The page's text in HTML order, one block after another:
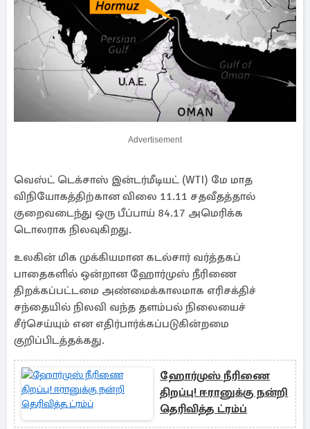
Advertisement
வெஸ்ட் டெக்சாஸ் இன்டர்மீடியட் (WTI) மே மாத
விநியோகத்திற்கான விலை 11.11 சதவீதத்தால்
குறைவடைந்து ஒரு பீப்பாய் 84.17 அமெரிக்க
டொலராக நிலவுகிறது.
உலகின் மிக முக்கியமான கடல்சார் வர்த்தகப்
பாதைகளில் ஒன்றான ஹோர்முஸ் நீரிணை
திறக்கப்பட்டமை அண்மைக்காலமாக எரிசக்திச்
சந்தையில் நிலவி வந்த தளம்பல் நிலையைச்
சீர்செய்யும் என எதிர்பார்க்கப்படுகின்றமை
குறிப்பிடத்தக்கது.
ஹோர்முஸ் நீரிணை
திறப்பு! ஈரானுக்கு நன்றி
தெரிவித்த ட்ரம்ப்